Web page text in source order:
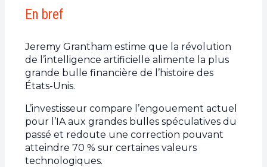
En bref
Jeremy Grantham estime que la révolution
de l’intelligence artificielle alimente la plus
grande bulle financière de l’histoire des
États-Unis.
L’investisseur compare l’engouement actuel
pour l’IA aux grandes bulles spéculatives du
passé et redoute une correction pouvant
atteindre 70 % sur certaines valeurs
technologiques.